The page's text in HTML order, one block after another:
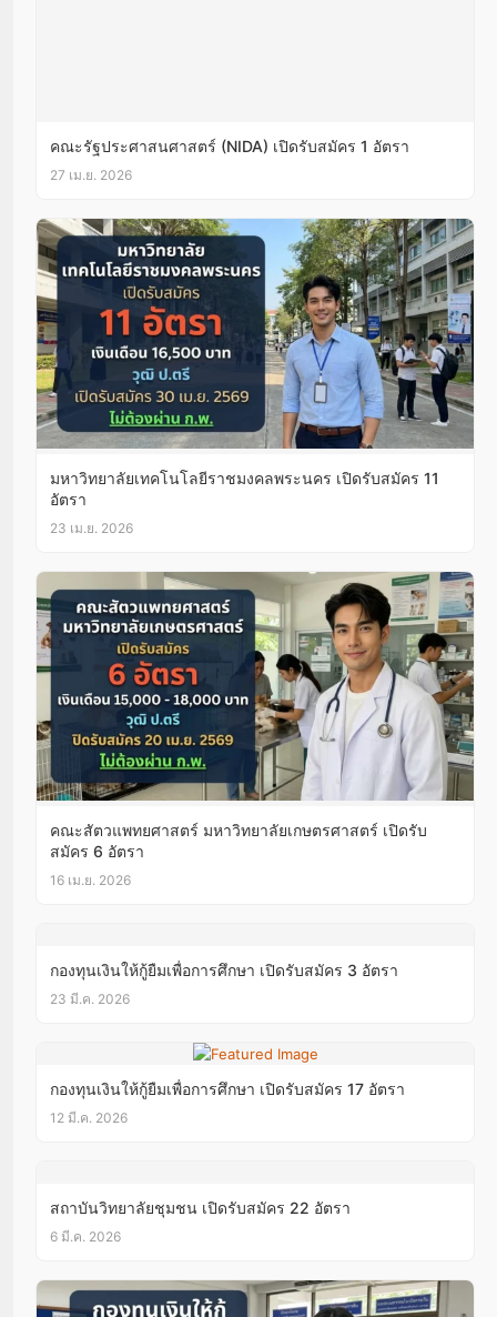
คณะรัฐประศาสนศาสตร์ (NIDA) เปิดรับสมัคร 1 อัตรา
27 เม.ย. 2026
มหาวิทยาลัยเทคโนโลยีราชมงคลพระนคร เปิดรับสมัคร 11
อัตรา
23 เม.ย. 2026
คณะสัตวแพทยศาสตร์ มหาวิทยาลัยเกษตรศาสตร์ เปิดรับ
สมัคร 6 อัตรา
16 เม.ย. 2026
กองทุนเงินให้กู้ยืมเพื่อการศึกษา เปิดรับสมัคร 3 อัตรา
23 มี.ค. 2026
กองทุนเงินให้กู้ยืมเพื่อการศึกษา เปิดรับสมัคร 17 อัตรา
12 มี.ค. 2026
สถาบันวิทยาลัยชุมชน เปิดรับสมัคร 22 อัตรา
6 มี.ค. 2026